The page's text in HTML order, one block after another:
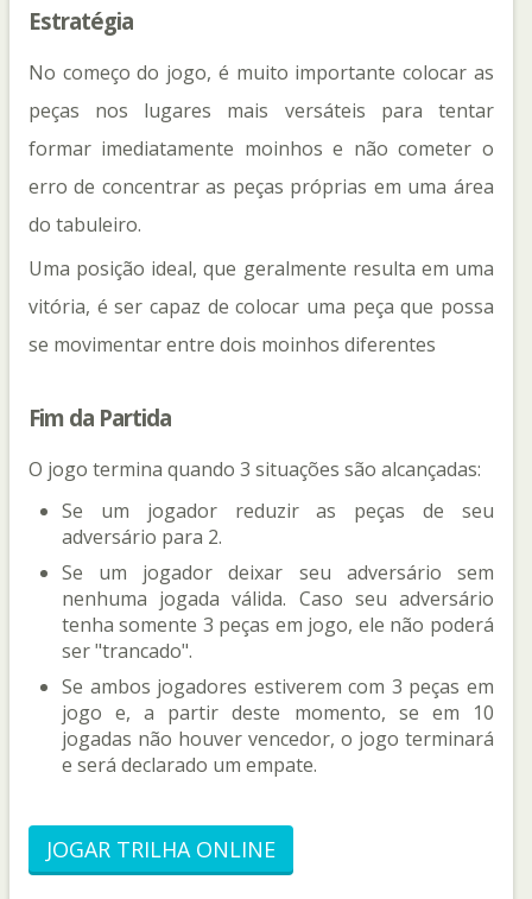
Estratégia
No começo do jogo, é muito importante colocar as
peças nos lugares mais versáteis para tentar
formar imediatamente moinhos e não cometer o
erro de concentrar as peças próprias em uma área
do tabuleiro.
Uma posição ideal, que geralmente resulta em uma
vitória, é ser capaz de colocar uma peça que possa
se movimentar entre dois moinhos diferentes
Fim da Partida
O jogo termina quando 3 situações são alcançadas:
Se um jogador reduzir as peças de seu
adversário para 2.
Se um jogador deixar seu adversário sem
nenhuma jogada válida. Caso seu adversário
tenha somente 3 peças em jogo, ele não poderá
ser "trancado".
Se ambos jogadores estiverem com 3 peças em
jogo e, a partir deste momento, se em 10
jogadas não houver vencedor, o jogo terminará
e será declarado um empate.
JOGAR TRILHA ONLINE